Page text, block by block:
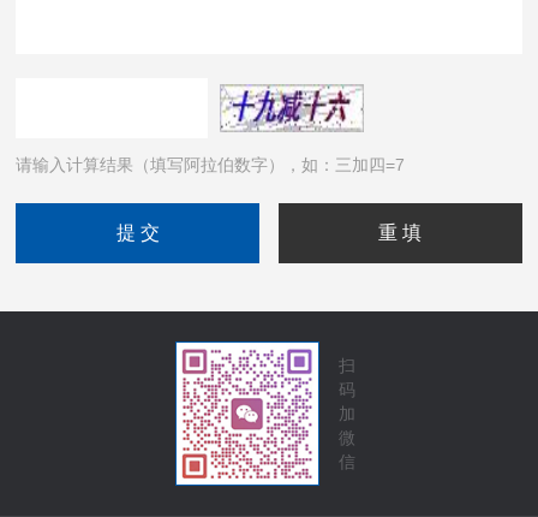
请输入计算结果（填写阿拉伯数字），如：三加四=7
扫
码
加
微
信